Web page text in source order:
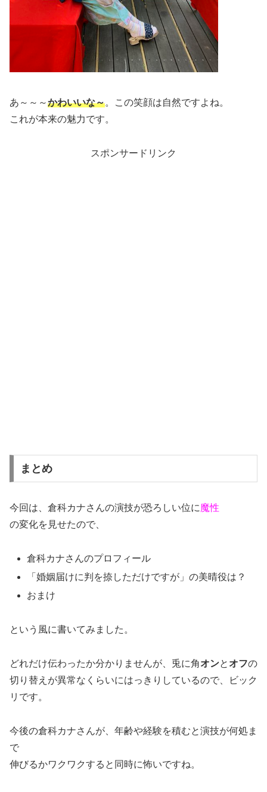
あ～～～かわいいな～。この笑顔は自然ですよね。
これが本来の魅力です。
スポンサードリンク
まとめ
今回は、倉科カナさんの演技が恐ろしい位に魔性
の変化を見せたので、
倉科カナさんのプロフィール
「婚姻届けに判を捺しただけですが」の美晴役は？
おまけ
という風に書いてみました。
どれだけ伝わったか分かりませんが、兎に角オンと オフの
切り替えが異常なくらいにはっきりしているので、ビック
リです。
今後の倉科カナさんが、年齢や経験を積むと演技が何処ま
で
伸びるかワクワクすると同時に怖いですね。